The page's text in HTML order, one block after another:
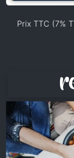
Prix TTC (7%